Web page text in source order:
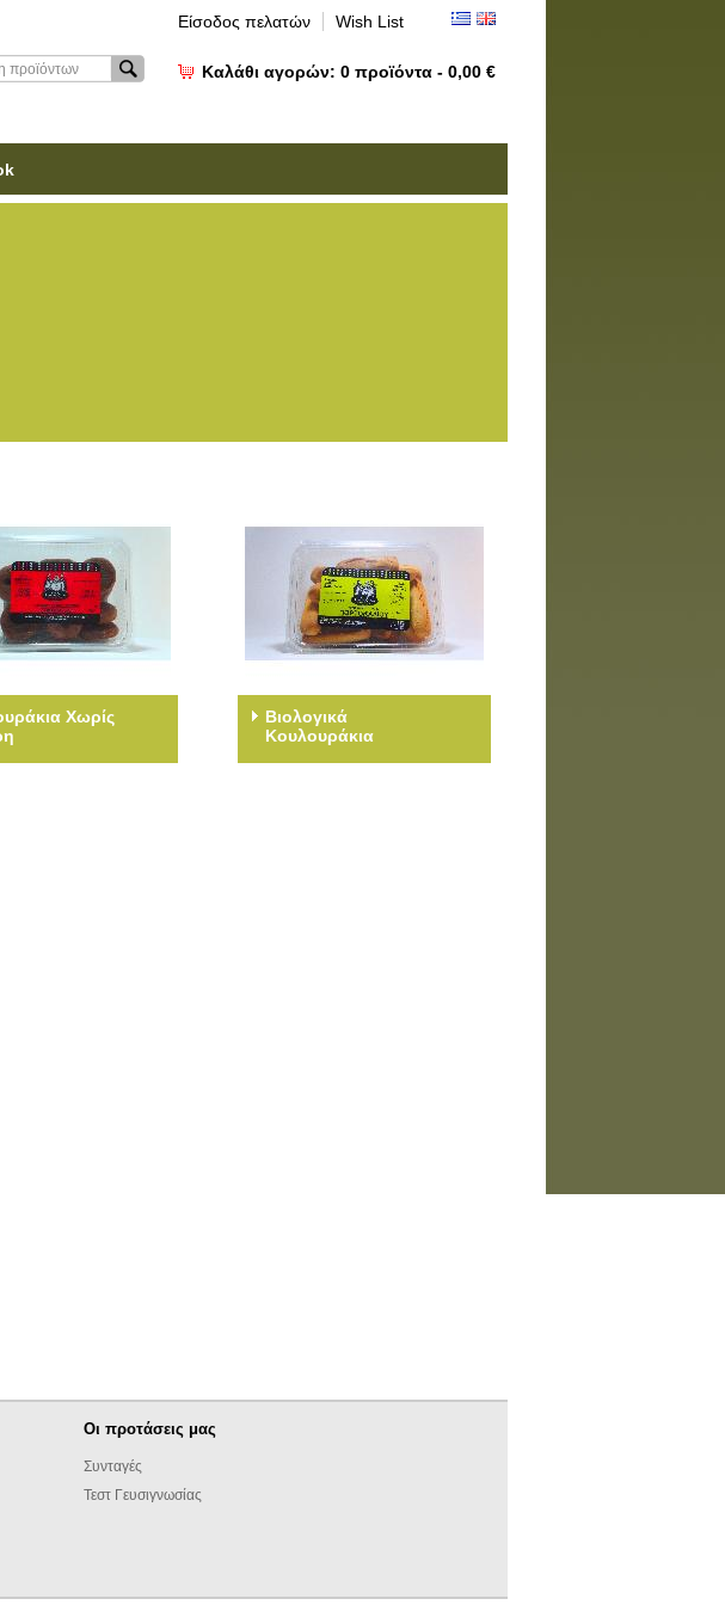
Είσοδος πελατών Wish List
Καλάθι αγορών: 0 προϊόντα - 0,00 €
Χωρίς
Βιολογικά
Κουλουράκια
Οι προτάσεις μας
Συνταγές
Τεστ Γευσιγνωσίας